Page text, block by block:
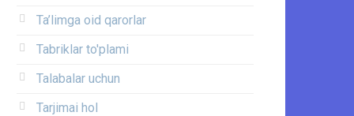
Ta’limga oid qarorlar
Tabriklar to'plami
Talabalar uchun
Tarjimai hol